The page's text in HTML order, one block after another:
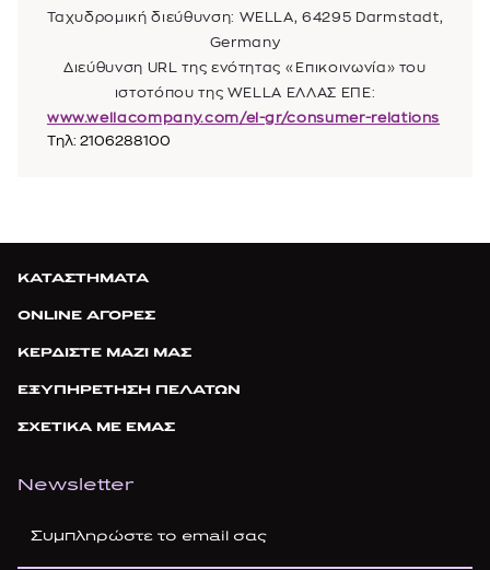
Ταχυδρομική διεύθυνση: WELLA, 64295 Darmstadt,
Germany
Διεύθυνση URL της ενότητας «Επικοινωνία» του
ιστοτόπου της WELLA ΕΛΛΑΣ ΕΠΕ:
www.wellacompany.com/el-gr/consumer-relations
Τηλ: 2106288100
ΚΑΤΑΣΤΗΜΑΤΑ
ONLINE ΑΓΟΡΕΣ
ΚΕΡΔΙΣΤΕ ΜΑΖΙ ΜΑΣ
ΕΞΥΠΗΡΕΤΗΣΗ ΠΕΛΑΤΩΝ
ΣΧΕΤΙΚΑ ΜΕ ΕΜΑΣ
Newsletter